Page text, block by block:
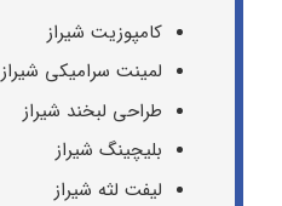
کامپوزیت شیراز
لمینت سرامیکی شیراز
طراحی لبخند شیراز
بلیچینگ شیراز
لیفت لثه شیراز